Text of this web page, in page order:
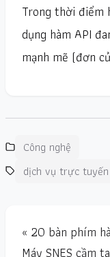
Trong thời điểm
dụng hàm API
mạnh mẽ (đơn
Công nghệ
dịch vụ trực tuyến
« 20 bàn phím
Máy SNES cầm